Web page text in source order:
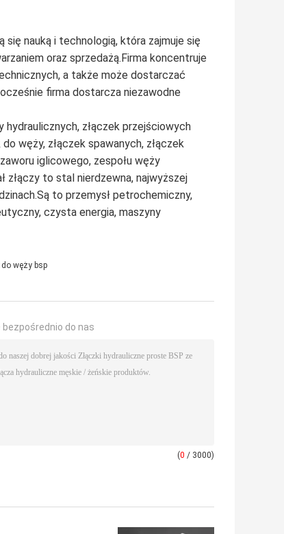
się nauką i technologią, która zajmuje się
oraz sprzedażą.Firma koncentruje
a także może dostarczać
firma dostarcza niezawodne
hydraulicznych, złączek przejściowych
węży, złączek spawanych, złączek
iglicowego, zespołu węży
złączy to stal nierdzewna, najwyższej
to przemysł petrochemiczny,
czysta energia, maszyny
do węży bsp
do nas
(0 / 3000)